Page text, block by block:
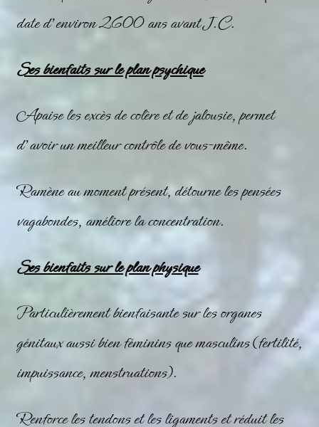
date d’environ 2600 ans avant J.C.
Ses bienfaits sur le plan psychique
Apaise les excès de colère et de jalousie, permet
d’avoir un meilleur contrôle de vous-même.
Ramène au moment présent, détourne les pensées
vagabondes, améliore la concentration.
Ses bienfaits sur le plan physique
Particulièrement bienfaisante sur les organes
génitaux aussi bien féminins que masculins (fertilité,
impuissance, menstruations).
Renforce les tendons et les ligaments et réduit les